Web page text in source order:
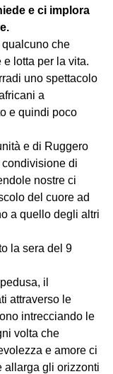
e ci implora
qualcuno che
e lotta per la vita.
uno spettacolo
a
e quindi poco
e di Ruggero
di
nostre ci
del cuore ad
a quello degli altri
la sera del 9
il
attraverso le
intrecciando le
volta che
e amore ci
allarga gli orizzonti